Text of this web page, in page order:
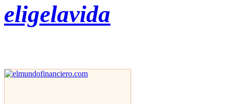
eligelavida